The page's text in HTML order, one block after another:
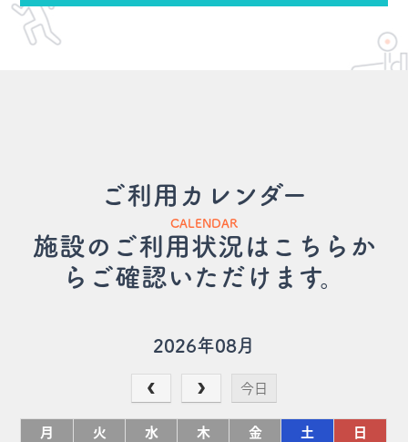
ご利用カレンダー
CALENDAR
施設のご利用状況はこちらか
らご確認いただけます。
2026年08月
今日
月 火 水 木 金 土
日